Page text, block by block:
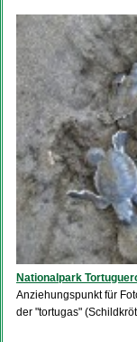
Nationalpark
Anziehungspunkt für
der "tortugas"